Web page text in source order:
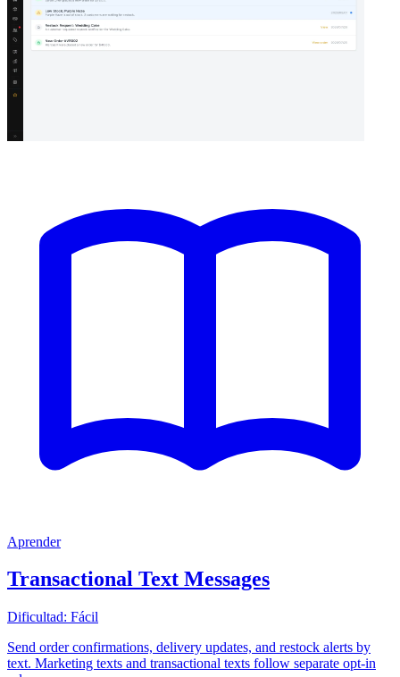
Aprender
Transactional Text Messages
Dificultad: Fácil
Send order confirmations, delivery updates, and restock alerts by
text. Marketing texts and transactional texts follow separate opt-in